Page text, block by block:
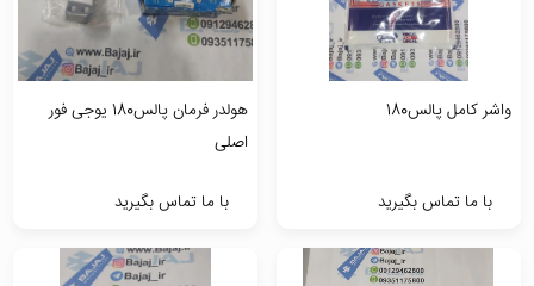
واشر کامل پالس180
با ما تماس بگیرید
هولدر فرمان پالس180 یوجی فور
اصلی
با ما تماس بگیرید